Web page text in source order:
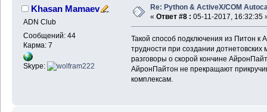
Khasan Mamaev
ADN Club
Сообщений: 44
Карма: 7
Skype:
Re: Python & ActiveX/COM
« Ответ #8 : 05-11-2017, 16:32:35
Такой способ подключения из Питон к
трудности при создании
разговоры о скорой кончине
АйронПайтон не прекращают
комплексам.